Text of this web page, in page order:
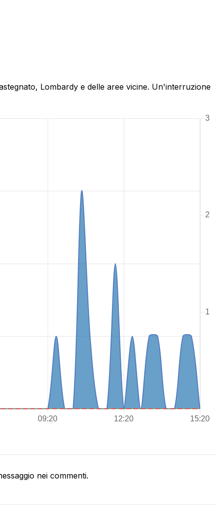
Lombardy e delle aree vicine. Un'interruzione
nei commenti.